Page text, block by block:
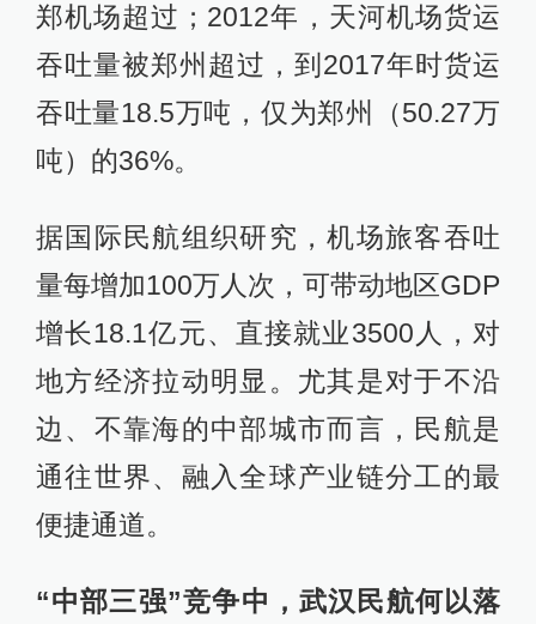
郑机场超过；2012年，天河机场货运
吞吐量被郑州超过，到2017年时货运
吞吐量18.5万吨，仅为郑州（50.27万
吨）的36%。
据国际民航组织研究，机场旅客吞吐
量每增加100万人次，可带动地区GDP
增长18.1亿元、直接就业3500人，对
地方经济拉动明显。尤其是对于不沿
边、不靠海的中部城市而言，民航是
通往世界、融入全球产业链分工的最
便捷通道。
“中部三强”竞争中，武汉民航何以落